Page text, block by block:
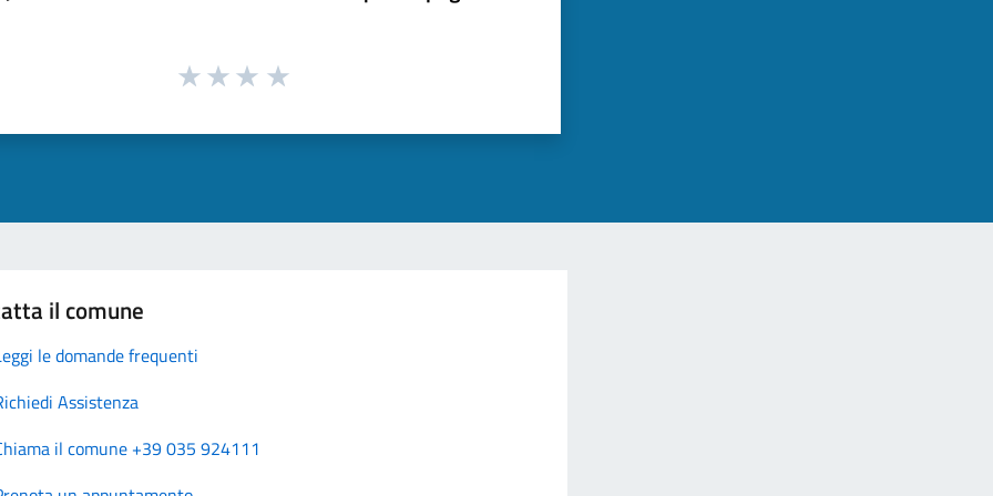
il comune
le domande frequenti
Assistenza
il comune +39 035 924111